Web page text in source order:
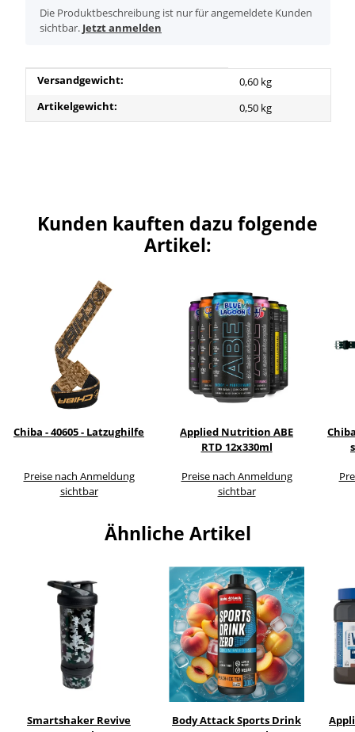
x
Die Produktbeschreibung ist nur für angemeldete Kunden
sichtbar. Jetzt anmelden
Produkteigenschaft
Wert
Versandgewicht:
0,60 kg
Artikelgewicht:
0,50 kg
Kunden kauften dazu folgende
Artikel:
Chiba - 40605 - Latzughilfe
Preise nach Anmeldung
sichtbar
Applied Nutrition ABE
RTD 12x330ml
Preise nach Anmeldung
sichtbar
Ähnliche Artikel
Smartshaker Revive
Body Attack Sports Drink